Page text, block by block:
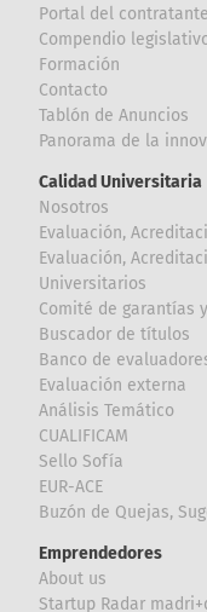
Portal del contratante
Compendio
Formación
Contacto
Tablón de Anuncios
Panorama de la
Calidad Universitaria
Nosotros
Evaluación,
Evaluación,
Universitarios
Comité de garantías
Buscador de títulos
Banco de
Evaluación externa
Análisis Temático
CUALIFICAM
Sello Sofía
EUR-ACE
Buzón de Quejas,
Emprendedores
About us
Startup Radar